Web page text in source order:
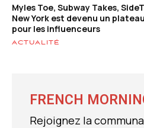
Myles Toe, Subway Takes,
New York est devenu un
pour les influenceurs
ACTUALITÉ
FRENCH
Rejoignez la